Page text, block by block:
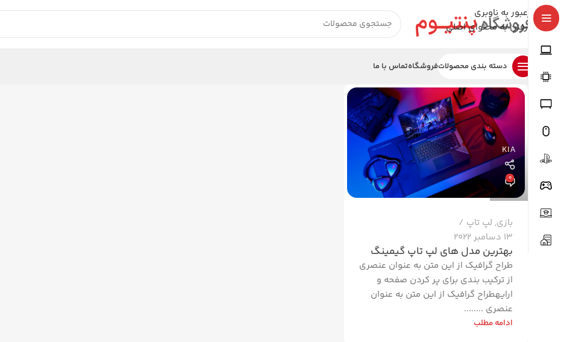
عبور به ناوبری
رفتن به محتوای اصلی
دسته بندی محصولاتفروشگاهتماس با ما
KIA
0
بازی, لپ تاپ
13 دسامبر 2022
بهترین مدل های لپ تاپ گیمینگ
طراح گرافیک از این متن به عنوان عنصری
از ترکیب بندی برای پر کردن صفحه و
ارایهطراح گرافیک از این متن به عنوان
عنصری ........
ادامه مطلب